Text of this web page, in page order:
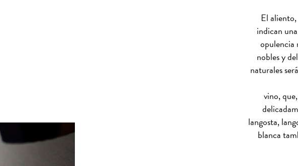
El
indican
opulencia
nobles y
naturales
vino,
langosta,
blanca